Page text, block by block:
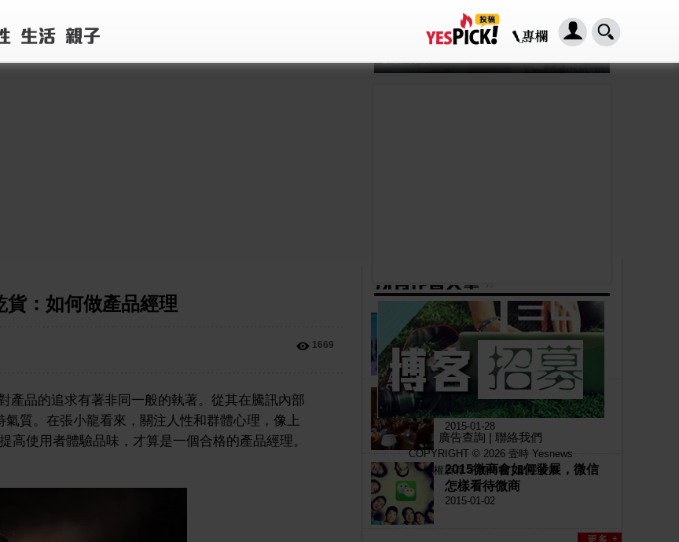
：如何做產品經理
1669
產品的追求有著非同一般的執著。從其在騰訊內部
質。在張小龍看來，關注人性和群體心理，像上
使用者體驗品味，才算是一個合格的產品經理。
微軟創投加速器助創立公
司 總估逾百億人民幣
2015-01-29
你也想到這16個很牛的賺錢
創業新點子了嗎?
2015-01-28
2015微商會如何發展，微信
怎樣看待微商
2015-01-02
「HER2基因突變肺癌患者：新一代口服標靶藥帶來希望」， 促請政府加快納入藥物名冊，助患者及早受惠
2026-08-07
廣告查詢 | 聯絡我們
COPYRIGHT © 2026 壹時 Yesnews
版權所有 不得轉載 |私隱政策